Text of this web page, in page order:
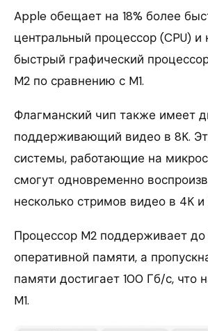
Apple обещает на 18% более
центральный процессор (CPU) и
быстрый графический
M2 по сравнению с M1.
Флагманский чип также имеет
поддерживающий видео в 8K.
системы, работающие на
смогут одновременно
несколько стримов видео в 4K и
Процессор M2 поддерживает
оперативной памяти, а
памяти достигает 100 Гб/с, что
M1.